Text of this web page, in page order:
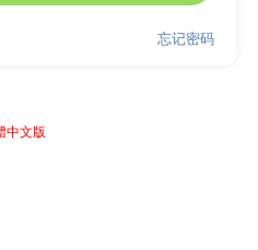
忘记密码
中文版